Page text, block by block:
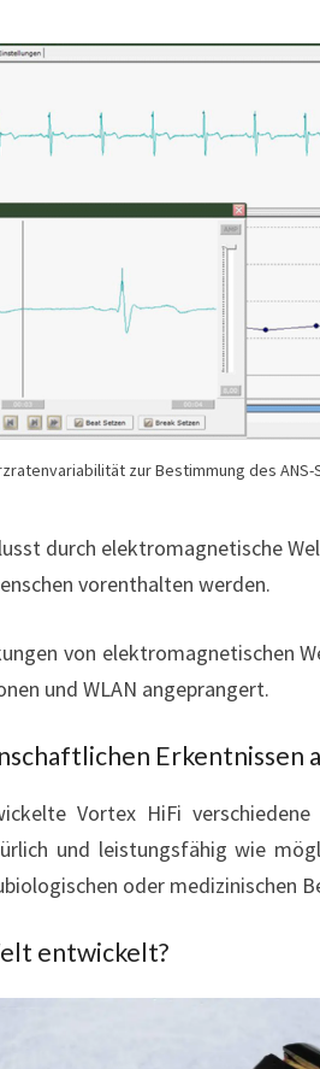
zur Bestimmung des
durch elektromagnetische
vorenthalten werden.
von elektromagnetischen
und WLAN angeprangert.
Erkentnissen
Vortex HiFi
und leistungsfähig wie
oder medizinischen
entwickelt?